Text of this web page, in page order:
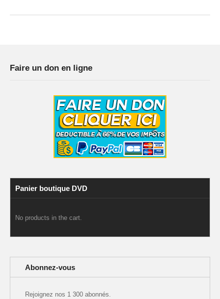
Faire un don en ligne
Panier boutique DVD
No products in the cart.
Abonnez-vous
Rejoignez nos 1 300 abonnés.